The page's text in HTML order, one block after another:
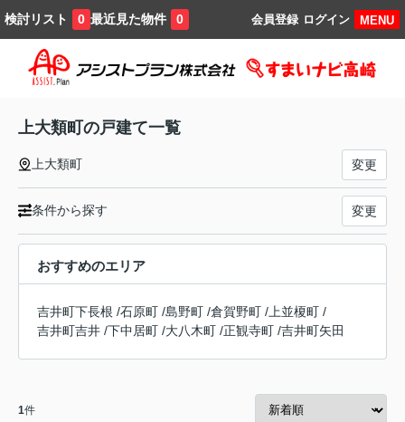
検討リスト 0 最近見た物件 0 MENU
ログイン
会員登録
上大類町の戸建て一覧
上大類町 変更
条件から探す 変更
おすすめのエリア
吉井町下長根 /石原町 /島野町 /倉賀野町 / 上並榎町 /
吉井町吉井 /下中居町 /大八木町 /正観寺町 /吉井町矢田
1件